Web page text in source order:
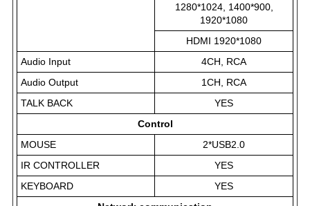
1280*1024, 1400*900,
1920*1080
HDMI 1920*1080
Audio Input
4CH, RCA
Audio Output
1CH, RCA
TALK BACK
YES
Control
MOUSE
2*USB2.0
IR CONTROLLER
YES
KEYBOARD
YES